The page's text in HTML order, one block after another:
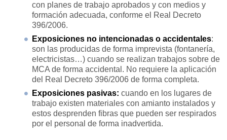
con planes de trabajo aprobados y con medios y
formación adecuada, conforme el Real Decreto
396/2006.
Exposiciones no intencionadas o accidentales:
son las producidas de forma imprevista (fontanería,
electricistas…) cuando se realizan trabajos sobre de
MCA de forma accidental. No requiere la aplicación
del Real Decreto 396/2006 de forma completa.
Exposiciones pasivas: cuando en los lugares de
trabajo existen materiales con amianto instalados y
estos desprenden fibras que pueden ser respirados
por el personal de forma inadvertida.